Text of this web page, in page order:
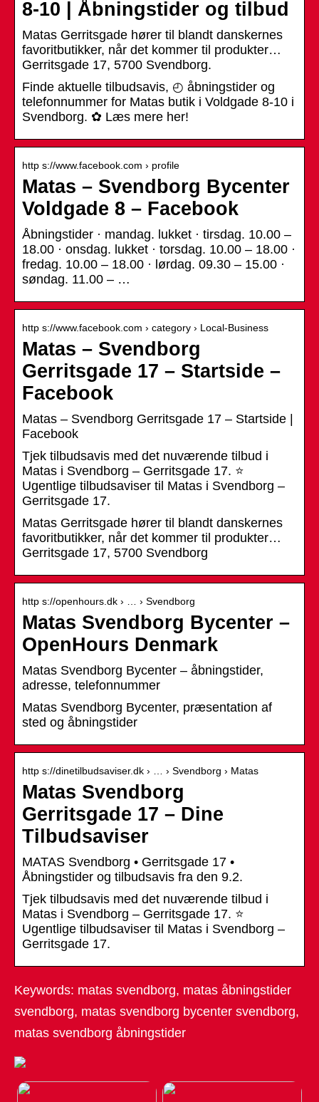
8-10 | Åbningstider og tilbud
Matas Gerritsgade hører til blandt danskernes
favoritbutikker, når det kommer til produkter…
Gerritsgade 17, 5700 Svendborg.
Finde aktuelle tilbudsavis, ◴ åbningstider og
telefonnummer for Matas butik i Voldgade 8-10 i
Svendborg. ✿ Læs mere her!
http s://www.facebook.com › profile
Matas – Svendborg Bycenter
Voldgade 8 – Facebook
Åbningstider · mandag. lukket · tirsdag. 10.00 –
18.00 · onsdag. lukket · torsdag. 10.00 – 18.00 ·
fredag. 10.00 – 18.00 · lørdag. 09.30 – 15.00 ·
søndag. 11.00 – …
http s://www.facebook.com › category › Local-Business
Matas – Svendborg
Gerritsgade 17 – Startside –
Facebook
Matas – Svendborg Gerritsgade 17 – Startside |
Facebook
Tjek tilbudsavis med det nuværende tilbud i
Matas i Svendborg – Gerritsgade 17. ⭐
Ugentlige tilbudsaviser til Matas i Svendborg –
Gerritsgade 17.
Matas Gerritsgade hører til blandt danskernes
favoritbutikker, når det kommer til produkter…
Gerritsgade 17, 5700 Svendborg
http s://openhours.dk › … › Svendborg
Matas Svendborg Bycenter –
OpenHours Denmark
Matas Svendborg Bycenter – åbningstider,
adresse, telefonnummer
Matas Svendborg Bycenter, præsentation af
sted og åbningstider
http s://dinetilbudsaviser.dk › … › Svendborg › Matas
Matas Svendborg
Gerritsgade 17 – Dine
Tilbudsaviser
MATAS Svendborg • Gerritsgade 17 •
Åbningstider og tilbudsavis fra den 9.2.
Tjek tilbudsavis med det nuværende tilbud i
Matas i Svendborg – Gerritsgade 17. ⭐
Ugentlige tilbudsaviser til Matas i Svendborg –
Gerritsgade 17.
Keywords: matas svendborg, matas åbningstider
svendborg, matas svendborg bycenter svendborg,
matas svendborg åbningstider